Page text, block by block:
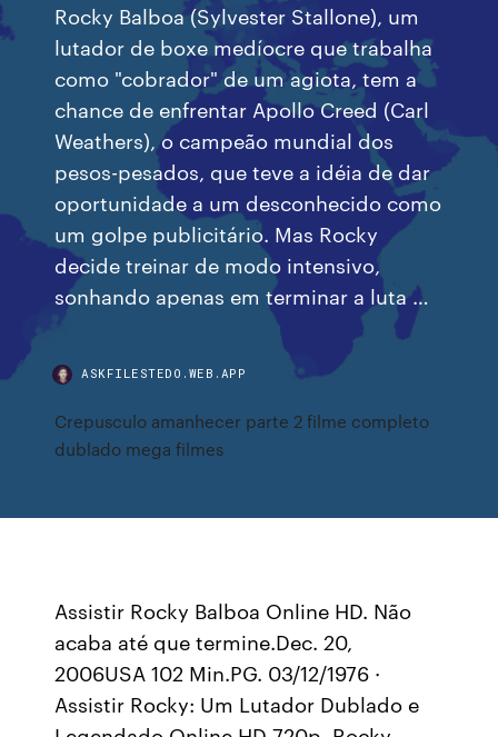
Rocky Balboa (Sylvester Stallone), um
lutador de boxe medíocre que trabalha
como "cobrador" de um agiota, tem a
chance de enfrentar Apollo Creed (Carl
Weathers), o campeão mundial dos
pesos-pesados, que teve a idéia de dar
oportunidade a um desconhecido como
um golpe publicitário. Mas Rocky
decide treinar de modo intensivo,
sonhando apenas em terminar a luta …
ASKFILESTEDO.WEB.APP
Crepusculo amanhecer parte 2 filme completo
dublado mega filmes
Assistir Rocky Balboa Online HD. Não
acaba até que termine.Dec. 20,
2006USA 102 Min.PG. 03/12/1976 ·
Assistir Rocky: Um Lutador Dublado e